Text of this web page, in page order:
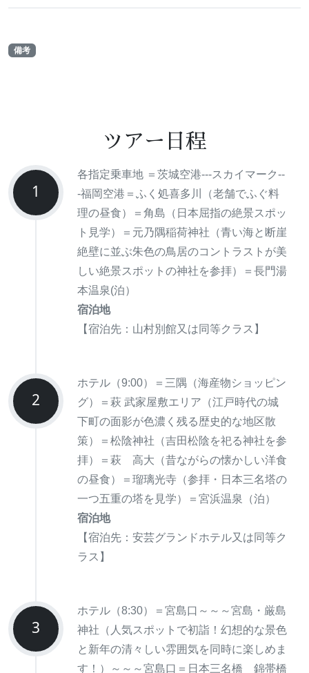
備考
ツアー日程
1
各指定乗車地 ＝茨城空港---スカイマーク--
-福岡空港＝ふく処喜多川（老舗でふぐ料
理の昼食）＝角島（日本屈指の絶景スポッ
ト見学）＝元乃隅稲荷神社（青い海と断崖
絶壁に並ぶ朱色の鳥居のコントラストが美
しい絶景スポットの神社を参拝）＝長門湯
本温泉(泊）
宿泊地
【宿泊先：山村別館又は同等クラス】
2
ホテル（9:00）＝三隅（海産物ショッピン
グ）＝萩 武家屋敷エリア（江戸時代の城
下町の面影が色濃く残る歴史的な地区散
策）＝松陰神社（吉田松陰を祀る神社を参
拝）＝萩 高大（昔ながらの懐かしい洋食
の昼食）＝瑠璃光寺（参拝・日本三名塔の
一つ五重の塔を見学）＝宮浜温泉（泊）
宿泊地
【宿泊先：安芸グランドホテル又は同等ク
ラス】
3
ホテル（8:30）＝宮島口～～～宮島・厳島
神社（人気スポットで初詣！幻想的な景色
と新年の清々しい雰囲気を同時に楽しめま
す！）～～～宮島口＝日本三名橋 錦帯橋